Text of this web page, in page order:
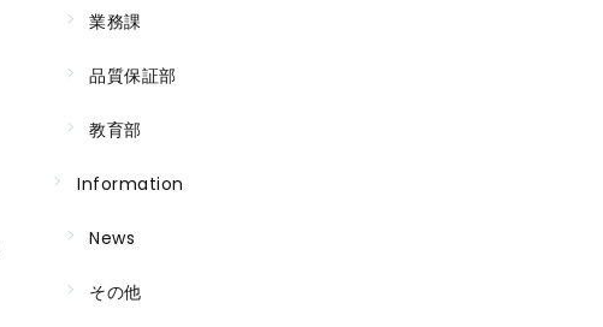
業務課
品質保証部
教育部
Information
News
その他